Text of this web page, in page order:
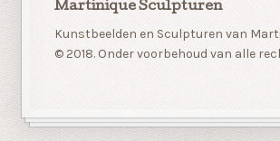
Martinique Sculpturen
Kunstbeelden en Sculpturen van
© 2018. Onder voorbehoud van alle